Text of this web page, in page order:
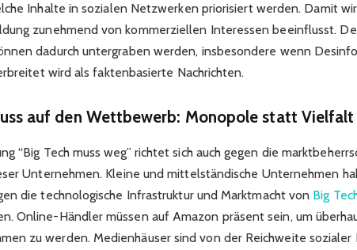
Inhalte in sozialen Netzwerken priorisiert werden. Damit
zunehmend von kommerziellen Interessen beeinflusst.
dadurch untergraben werden, insbesondere wenn
wird als faktenbasierte Nachrichten.
auf den Wettbewerb: Monopole statt Vielfalt
“Big Tech muss weg” richtet sich auch gegen die
Unternehmen. Kleine und mittelständische Unternehmen
die technologische Infrastruktur und Marktmacht von Big
Online-Händler müssen auf Amazon präsent sein, um
zu werden. Medienhäuser sind von der Reichweite sozialer